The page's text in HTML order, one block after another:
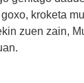
kroketa
zuen zain,